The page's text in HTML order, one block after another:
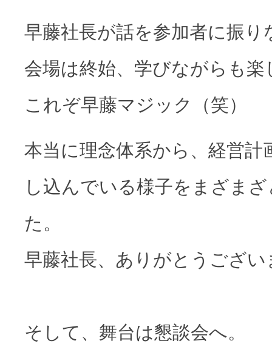
早藤社長が話を参加者に振
会場は終始、学びながらも楽
これぞ早藤マジック（笑）
本当に理念体系から、経営
し込んでいる様子をまざま
た。
早藤社長、ありがとうござい
そして、舞台は懇談会へ。